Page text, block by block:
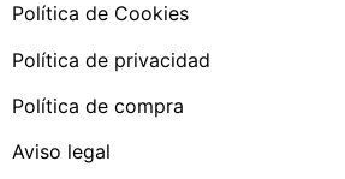
Política de Cookies
Política de privacidad
Política de compra
Aviso legal